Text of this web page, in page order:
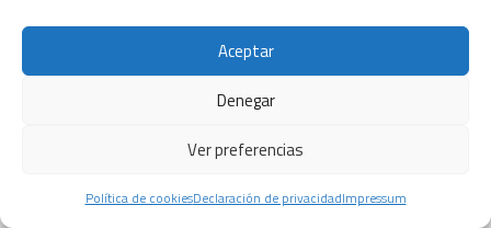
Aceptar
Denegar
Ver preferencias
Política de cookiesDeclaración de privacidadImpressum